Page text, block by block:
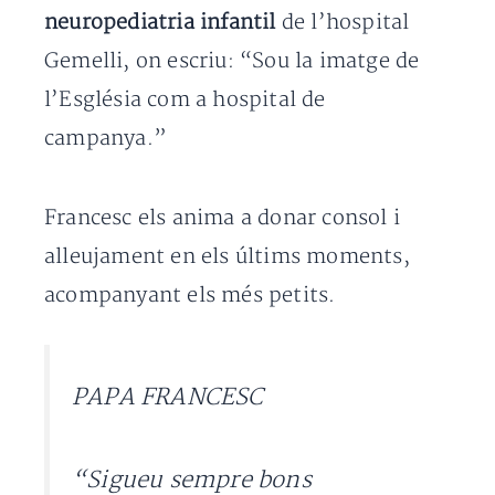
neuropediatria infantilde l’hospital
Gemelli, on escriu: “Sou la imatge de
l’Església com a hospital de
campanya.”
Francesc els anima a donar consol i
alleujament en els últims moments,
acompanyant els més petits.
PAPA FRANCESC
“Sigueu sempre bons